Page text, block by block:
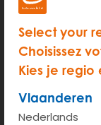
Select your
Choisissez
Kies je regio
Vlaanderen
Nederlands
Oeps
Deze pagina
Naar de